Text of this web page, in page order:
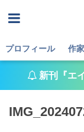
プロフィール 作
新刊『エ